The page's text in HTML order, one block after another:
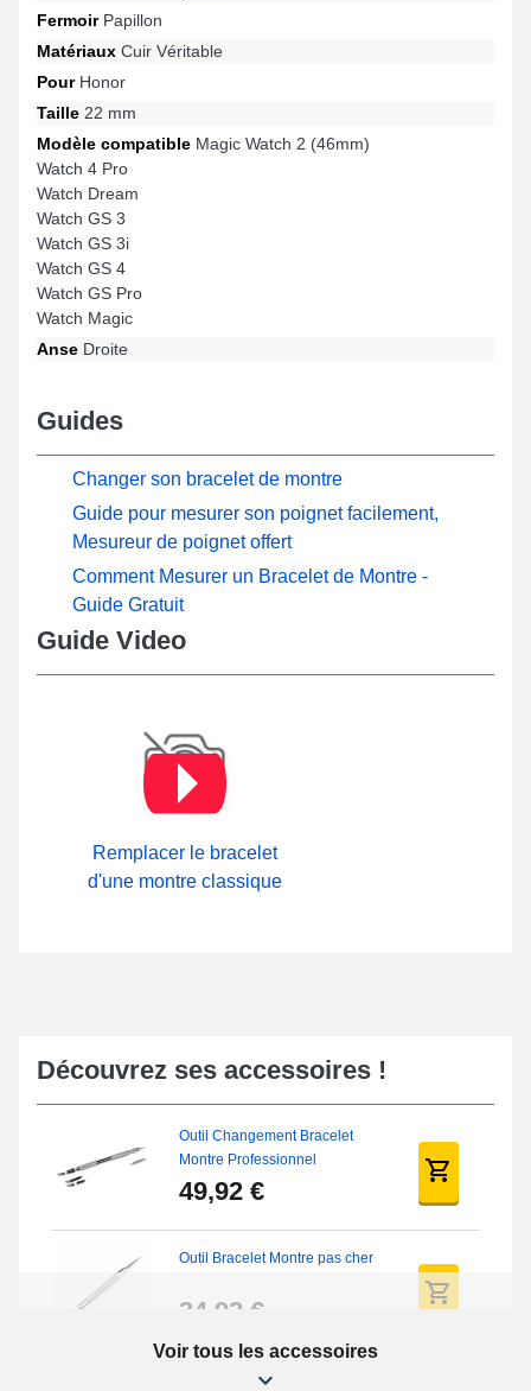
FermoirPapillon
Matériaux Cuir Véritable
PourHonor
Taille 22 mm
Modèle compatible Magic Watch 2 (46mm)
Watch 4 Pro
Watch Dream
Watch GS 3
Watch GS 3i
Watch GS 4
Watch GS Pro
Watch Magic
Anse Droite
Guides
Changer son bracelet de montre
Guide pour mesurer son poignet facilement,
Mesureur de poignet offert
Comment Mesurer un Bracelet de Montre -
Guide Gratuit
Guide Video
Remplacer le bracelet
d'une montre classique
Découvrez ses accessoires !
Outil Changement Bracelet
Montre Professionnel
49,92 €
Outil Bracelet Montre pas cher
34,92 €
Kit Réparation Montre Débutant
Voir tous les accessoires